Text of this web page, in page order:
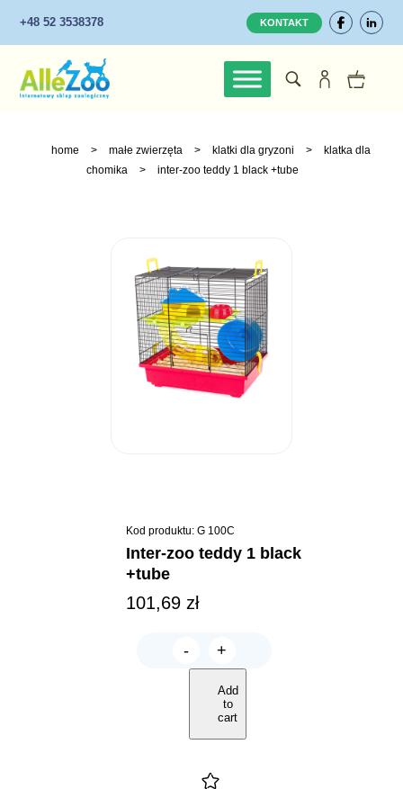
+48 52 3538378 KONTAKT
home > małe zwierzęta > klatki dla gryzoni >
klatka dla
chomika
> inter-zoo teddy 1 black +tube
Kod produktu: G 100C
inter-zoo teddy 1 black
+tube
101,69 zł
-
INTER-
ZOO
TEDDY
black
+Tube
quantity
+
Add
to
cart